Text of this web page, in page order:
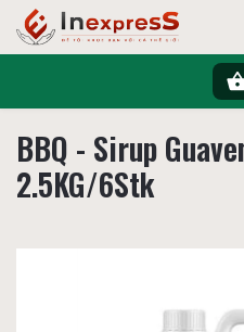
BBQ - Sirup
2.5KG/6Stk